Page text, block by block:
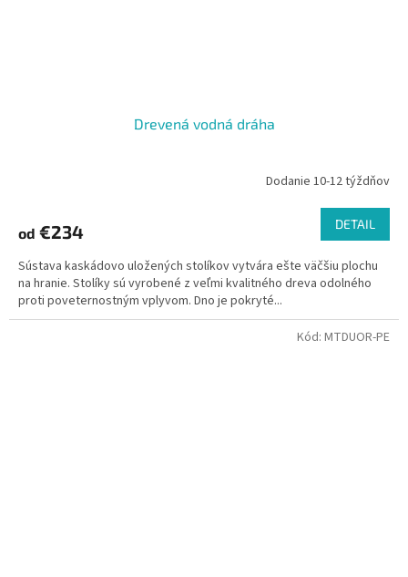
Drevená vodná dráha
Dodanie 10-12 týždňov
od €234 DETAIL
Sústava kaskádovo uložených stolíkov vytvára ešte väčšiu plochu
na hranie. Stolíky sú vyrobené z veľmi kvalitného dreva odolného
proti poveternostným vplyvom. Dno je pokryté...
Kód: MTDUOR-PE